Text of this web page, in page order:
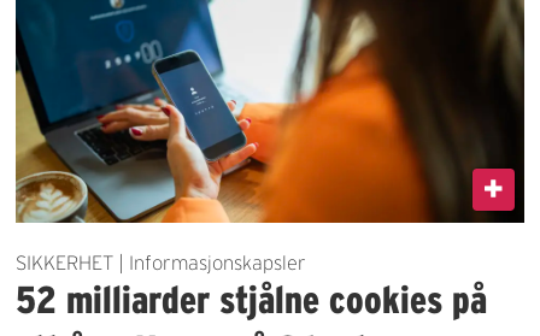
SIKKERHET | Informasjonskapsler
52 milliarder stjålne cookies på